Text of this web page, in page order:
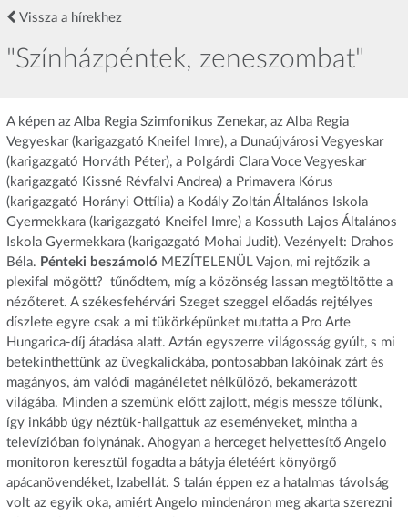
Vissza a hírekhez
"Színházpéntek, zeneszombat"
A képen az Alba Regia Szimfonikus Zenekar, az Alba Regia
Vegyeskar (karigazgató Kneifel Imre), a Dunaújvárosi Vegyeskar
(karigazgató Horváth Péter), a Polgárdi Clara Voce Vegyeskar
(karigazgató Kissné Révfalvi Andrea) a Primavera Kórus
(karigazgató Horányi Ottília) a Kodály Zoltán Általános Iskola
Gyermekkara (karigazgató Kneifel Imre) a Kossuth Lajos Általános
Iskola Gyermekkara (karigazgató Mohai Judit). Vezényelt: Drahos
Béla. Pénteki beszámoló MEZÍTELENÜLVajon, mi rejtőzik a
plexifal mögött?  tűnődtem, míg a közönség lassan megtöltötte a
nézőteret. A székesfehérvári Szeget szeggel előadás rejtélyes
díszlete egyre csak a mi tükörképünket mutatta a Pro Arte
Hungarica-díj átadása alatt. Aztán egyszerre világosság gyúlt, s mi
betekinthettünk az üvegkalickába, pontosabban lakóinak zárt és
magányos, ám valódi magánéletet nélkülöző, bekamerázott
világába. Minden a szemünk előtt zajlott, mégis messze tőlünk,
így inkább úgy néztük-hallgattuk az eseményeket, mintha a
televízióban folynának. Ahogyan a herceget helyettesítő Angelo
monitoron keresztül fogadta a bátyja életéért könyörgő
apácanövendéket, Izabellát. S talán éppen ez a hatalmas távolság
volt az egyik oka, amiért Angelo mindenáron meg akarta szerezni